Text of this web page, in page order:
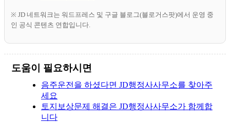
※ JD 네트워크는 워드프레스 및 구글 블로그(블로거스팟)에서 운영 중
인 공식 콘텐츠 연합입니다.
도움이 필요하시면
음주운전을 하셨다면 JD행정사사무소를 찾아주
세요
토지보상문제 해결은 JD행정사사무소가 함께합
니다